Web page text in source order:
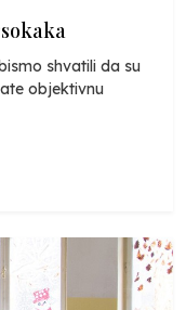
shvatili da su
objektivnu